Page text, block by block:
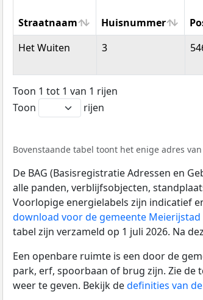
Straatnaam Huisnummer
Straatnaam
Huisnummer
Het Wuiten 3
Toon 1 tot 1 van 1 rijen
Toon
rijen
Bovenstaande tabel toont het enige adres
De BAG (Basisregistratie Adressen en
alle panden, verblijfsobjecten,
Voorlopige energielabels zijn indicatief
download voor de gemeente Meierijstad
tabel zijn verzameld op 1 juli 2026. Na
Een openbare ruimte is een door de
park, erf, spoorbaan of brug zijn. Zie
weer te geven. Bekijk dedefinities van